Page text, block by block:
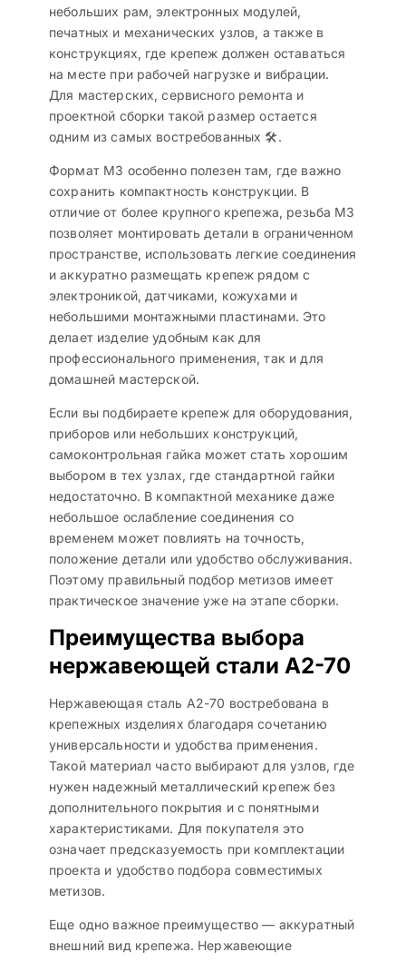
небольших рам, электронных модулей,
печатных и механических узлов, а также в
конструкциях, где крепеж должен оставаться
на месте при рабочей нагрузке и вибрации.
Для мастерских, сервисного ремонта и
проектной сборки такой размер остается
одним из самых востребованных 🛠️.
Формат M3 особенно полезен там, где важно
сохранить компактность конструкции. В
отличие от более крупного крепежа, резьба M3
позволяет монтировать детали в ограниченном
пространстве, использовать легкие соединения
и аккуратно размещать крепеж рядом с
электроникой, датчиками, кожухами и
небольшими монтажными пластинами. Это
делает изделие удобным как для
профессионального применения, так и для
домашней мастерской.
Если вы подбираете крепеж для оборудования,
приборов или небольших конструкций,
самоконтрольная гайка может стать хорошим
выбором в тех узлах, где стандартной гайки
недостаточно. В компактной механике даже
небольшое ослабление соединения со
временем может повлиять на точность,
положение детали или удобство обслуживания.
Поэтому правильный подбор метизов имеет
практическое значение уже на этапе сборки.
Преимущества выбора
нержавеющей стали A2-70
Нержавеющая сталь A2-70 востребована в
крепежных изделиях благодаря сочетанию
универсальности и удобства применения.
Такой материал часто выбирают для узлов, где
нужен надежный металлический крепеж без
дополнительного покрытия и с понятными
характеристиками. Для покупателя это
означает предсказуемость при комплектации
проекта и удобство подбора совместимых
метизов.
Еще одно важное преимущество — аккуратный
внешний вид крепежа. Нержавеющие